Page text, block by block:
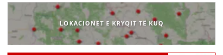
LOKACIONET E KRYQIT TË KUQ